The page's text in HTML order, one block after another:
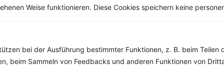
Weise funktionieren. Diese Cookies speichern keine
bei der Ausführung bestimmter Funktionen, z. B. beim Teilen
beim Sammeln von Feedbacks und anderen Funktionen von